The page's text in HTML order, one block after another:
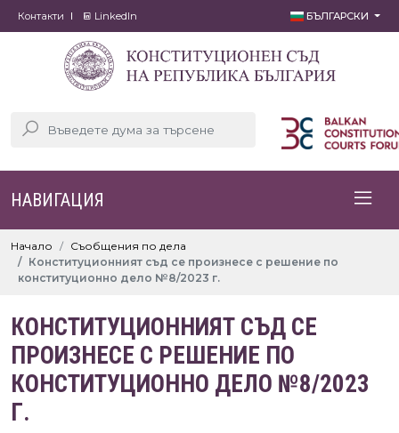
Контакти LinkedIn БЪЛГАРСКИ
НАВИГАЦИЯ
Начало
Съобщения по дела
Конституционният съд се произнесе с решение по
конституционно дело №8/2023 г.
КОНСТИТУЦИОННИЯТ СЪД СЕ
ПРОИЗНЕСЕ С РЕШЕНИЕ ПО
КОНСТИТУЦИОННО ДЕЛО №8/2023
Г.